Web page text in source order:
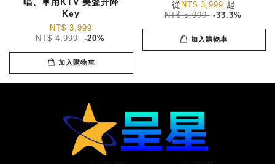
Key
NT$ 3,999
NT$ 4,999 -20%
加入購物車
從 NT$ 3,999 起
NT$ 5,999 -33.3%
加入購物車